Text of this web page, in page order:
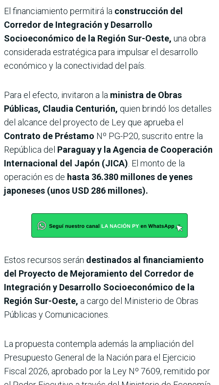
El financiamiento permitirá la construcción del
Corredor de Integración y Desarrollo
Socioeconómico de la Región Sur-Oeste, una obra
considerada estratégica para impulsar el desarrollo
económico y la conectividad del país.
Para el efecto, invitaron a la ministra de Obras
Públicas, Claudia Centurión, quien brindó los detalles
del alcance del proyecto de Ley que aprueba el
Contrato de Préstamo Nº PG-P20, suscrito entre la
República del Paraguay y la Agencia de Cooperación
Internacional del Japón (JICA) . El monto de la
operación es de hasta 36.380 millones de yenes
japoneses (unos USD 286 millones).
Estos recursos serán destinados al financiamiento
del Proyecto de Mejoramiento del Corredor de
Integración y Desarrollo Socioeconómico de la
Región Sur-Oeste, a cargo del Ministerio de Obras
Públicas y Comunicaciones.
La propuesta contempla además la ampliación del
Presupuesto General de la Nación para el Ejercicio
Fiscal 2026, aprobado por la Ley Nº 7609, remitido por